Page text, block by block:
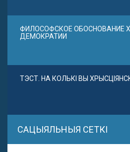
ФИЛОСОФСКОЕ ОБОСНОВАНИЕ
ДЕМОКРАТИИ
ТЭСТ. НА КОЛЬКІ ВЫ
САЦЫЯЛЬНЫЯ СЕТКІ